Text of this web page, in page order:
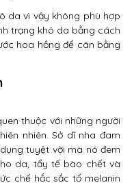
da vì vậy không phù hợp
trạng khô da bằng cách
hoa hồng để cân bằng
thuộc với những người
nhiên. Sở dĩ nha đam
tuyệt vời mà nó đem
da, tẩy tế bào chết và
chế hắc sắc tố melanin